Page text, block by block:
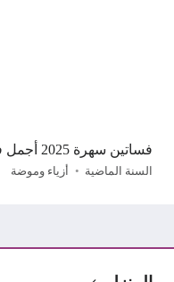
فساتين سهرة 2025 أجمل فساتين سهرة فخمة وراقية
السنة الماضية أزياء وموضة